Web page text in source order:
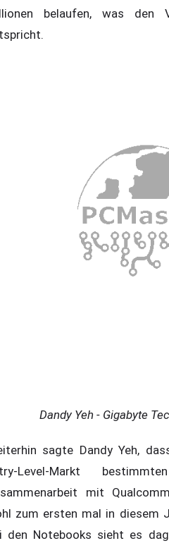
belaufen, was den
Dandy Yeh - Gigabyte
sagte Dandy Yeh,
Level-Markt
mit
zum ersten mal in diesem
den Notebooks sieht es